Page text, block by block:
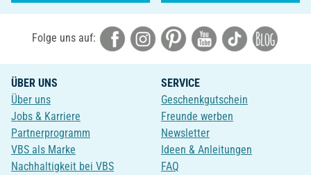
Folge uns auf:
ÜBER UNS
Über uns
Jobs & Karriere
Partnerprogramm
VBS als Marke
Nachhaltigkeit bei VBS
SERVICE
Geschenkgutschein
Freunde werben
Newsletter
Ideen & Anleitungen
FAQ